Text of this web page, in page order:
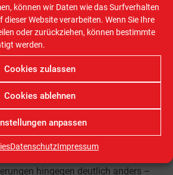
können wir Daten wie das Surfverhalten
dieser Website verarbeiten. Wenn Sie Ihre
oder zurückziehen, können bestimmte
werden.
Cookies zulassen
Cookies ablehnen
anpassen
DatenschutzImpressum
lohnt sich der Betrieb einer
nur für Unternehmen ab einer
Zudem ist die Struktur der
Hat eine Firma zum Beispiel
Cloud für interne Lösungen sehr
globalen Organisationen, die in
nur relativ kleine Büros haben,
hingegen deutlich anders –